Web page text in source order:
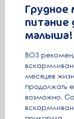
Грудное
питание
малыша!
ВОЗ
месяцев
продолжать
возможно.